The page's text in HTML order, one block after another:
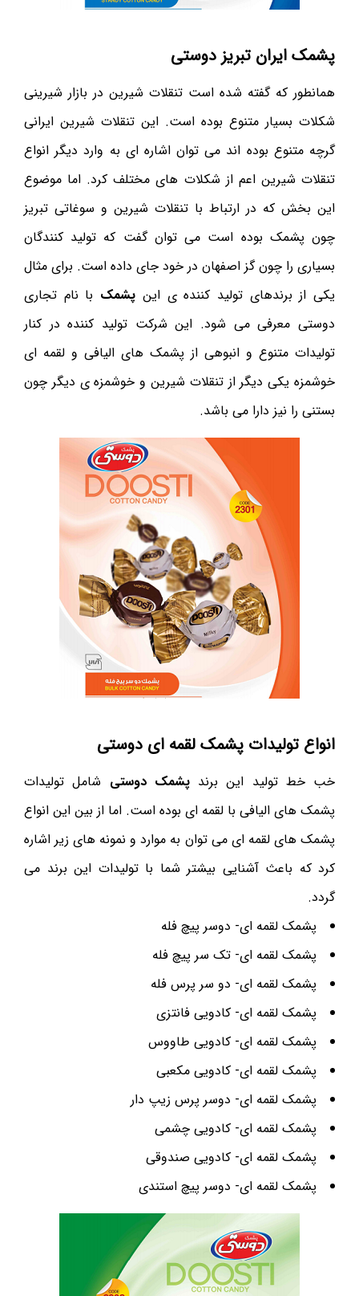
پشمک ایران تبریز دوستی
همانطور که گفته شده است تنقلات شیرین در بازار شیرینی
شکلات بسیار متنوع بوده است. این تنقلات شیرین ایرانی
گرچه متنوع بوده اند می توان اشاره ای به وارد دیگر انواع
تنقلات شیرین اعم از شکلات های مختلف کرد. اما موضوع
این بخش که در ارتباط با تنقلات شیرین و سوغاتی تبریز
چون پشمک بوده است می توان گفت که تولید کنندگان
بسیاری را چون گز اصفهان در خود جای داده است. برای مثال
یکی از برندهای تولید کننده ی این پشمک با نام تجاری
دوستی معرفی می شود. این شرکت تولید کننده در کنار
تولیدات متنوع و انبوهی از پشمک های الیافی و لقمه ای
خوشمزه یکی دیگر از تنقلات شیرین و خوشمزه ی دیگر چون
بستنی را نیز دارا می باشد.
انواع تولیدات پشمک لقمه ای دوستی
خب خط تولید این برندپشمک دوستی شامل تولیدات
پشمک های الیافی با لقمه ای بوده است. اما از بین این انواع
پشمک های لقمه ای می توان به موارد و نمونه های زیر اشاره
کرد که باعث آشنایی بیشتر شما با تولیدات این برند می
گردد.
پشمک لقمه ای- دوسر پیچ فله
پشمک لقمه ای- تک سر پیچ فله
پشمک لقمه ای- دو سر پرس فله
پشمک لقمه ای- کادویی فانتزی
پشمک لقمه ای- کادویی طاووس
پشمک لقمه ای- کادویی مکعبی
پشمک لقمه ای- دوسر پرس زیپ دار
پشمک لقمه ای- کادویی چشمی
پشمک لقمه ای- کادویی صندوقی
پشمک لقمه ای- دوسر پیچ استندی